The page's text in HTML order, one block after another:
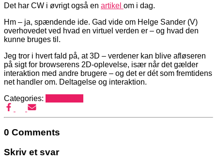
Det har CW i øvrigt også en artikel om i dag.
Hm – ja, spændende ide. Gad vide om Helge Sander (V)
overhovedet ved hvad en virtuel verden er – og hvad den
kunne bruges til.
Jeg tror i hvert fald på, at 3D – verdener kan blive afløseren
på sigt for browserens 2D-oplevelse, især når det gælder
interaktion med andre brugere – og det er dét som fremtidens
net handler om. Deltagelse og interaktion.
Categories:
0 Comments
Skriv et svar